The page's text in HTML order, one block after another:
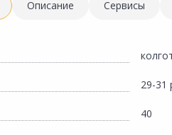
Описание Сервисы
29-31
40